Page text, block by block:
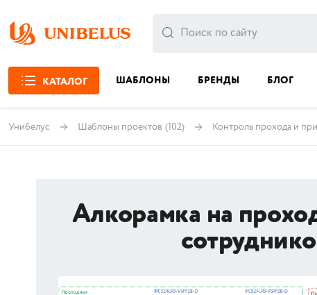
КАТАЛОГ ШАБЛОНЫ БРЕНДЫ БЛОГ
Унибелус Шаблоны проектов (102) Контроль прохода и
Алкорамка на